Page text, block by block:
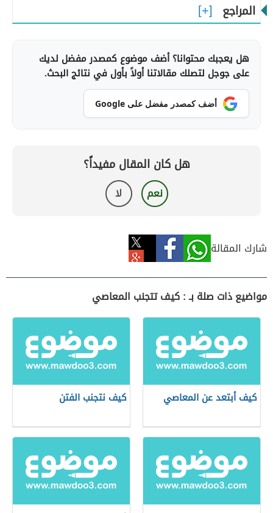
المراجع
هل يعجبك محتوانا؟ أضف موضوع كمصدر مفضل لديك
على جوجل لتصلك مقالاتنا أولاً بأول في نتائج البحث.
أضف كمصدر مفضل على Google
هل كان المقال مفيداً؟
نعم لا
شارك المقالة
مواضيع ذات صلة بـ : كيف تتجنب المعاصي
كيف أبتعد عن المعاصي كيف نتجنب الفتن